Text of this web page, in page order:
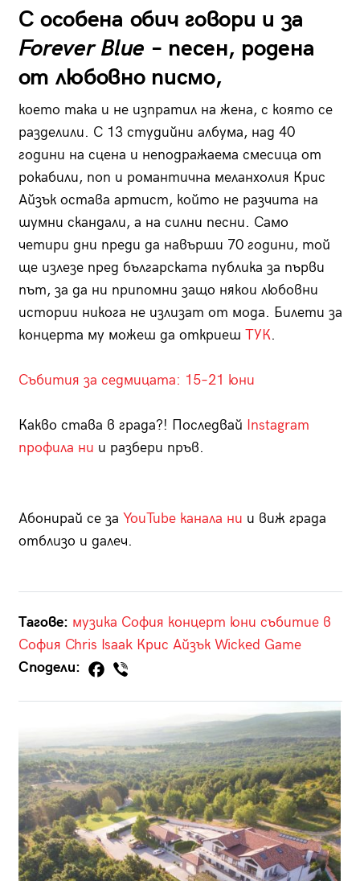
С особена обич говори и за
Forever Blue – песен, родена
от любовно писмо,
което така и не изпратил на жена, с която се
разделили. С 13 студийни албума, над 40
години на сцена и неподражаема смесица от
рокабили, поп и романтична меланхолия Крис
Айзък остава артист, който не разчита на
шумни скандали, а на силни песни. Само
четири дни преди да навърши 70 години, той
ще излезе пред българската публика за първи
път, за да ни припомни защо някои любовни
истории никога не излизат от мода. Билети за
концерта му можеш да откриеш ТУК.
Събития за седмицата: 15–21 юни
Какво става в града?! Последвай Instagram
профила ни и разбери пръв.
Абонирай се за YouTube канала ни и виж града
отблизо и далеч.
Тагове: музика София концерт юни събитие в
София Chris Isaak Крис Айзък Wicked Game
Сподели: